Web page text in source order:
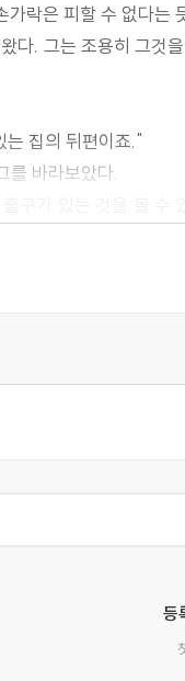
락은 피할 수 없다는
다. 그는 조용히 그
는 집의 뒤편이죠."
를 바라보았다.
구가 있는 것을 볼
거리가 이루는 각도
이 말 그대로 추격
을 불러요!' 라고 외쳤
단점을 압도하는 반등